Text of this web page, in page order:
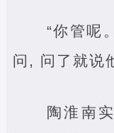
“你管呢
问, 问了就说
陶淮南